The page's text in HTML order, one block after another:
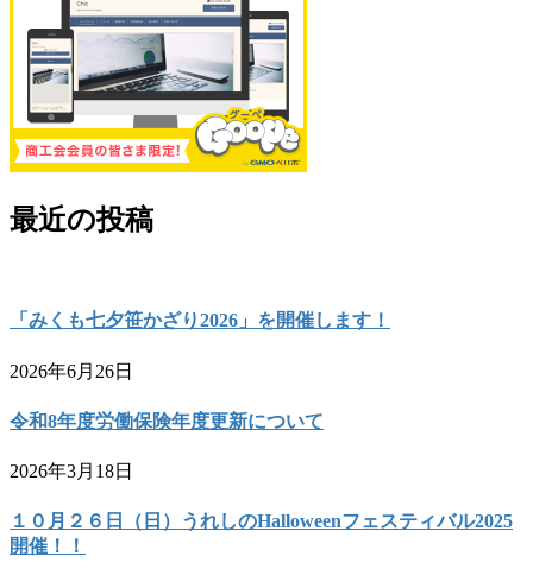
最近の投稿
「みくも七夕笹かざり2026」を開催します！
2026年6月26日
令和8年度労働保険年度更新について
2026年3月18日
１０月２６日（日）うれしのHalloweenフェスティバル2025
開催！！